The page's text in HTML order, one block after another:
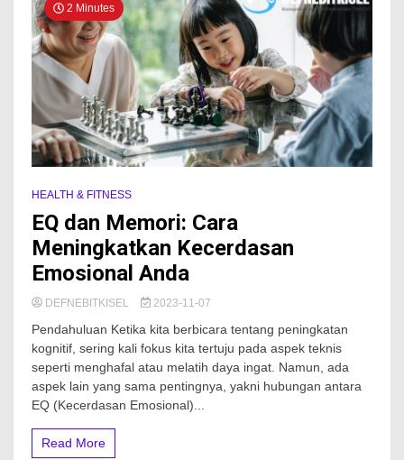
2 Minutes
HEALTH & FITNESS
EQ dan Memori: Cara
Meningkatkan Kecerdasan
Emosional Anda
DEFNEBITKISEL 2023-11-07
Pendahuluan Ketika kita berbicara tentang peningkatan
kognitif, sering kali fokus kita tertuju pada aspek teknis
seperti menghafal atau melatih daya ingat. Namun, ada
aspek lain yang sama pentingnya, yakni hubungan antara
EQ (Kecerdasan Emosional)...
Read More